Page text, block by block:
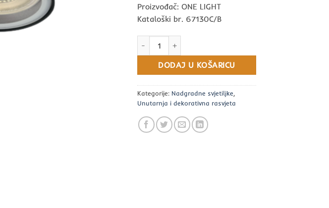
Proizvođač: ONE LIGHT
Kataloški br. 67130C/B
DODAJ U KOŠARICU
Kategorije: Nadgradne svjetiljke,
Unutarnja i dekorativna rasvjeta